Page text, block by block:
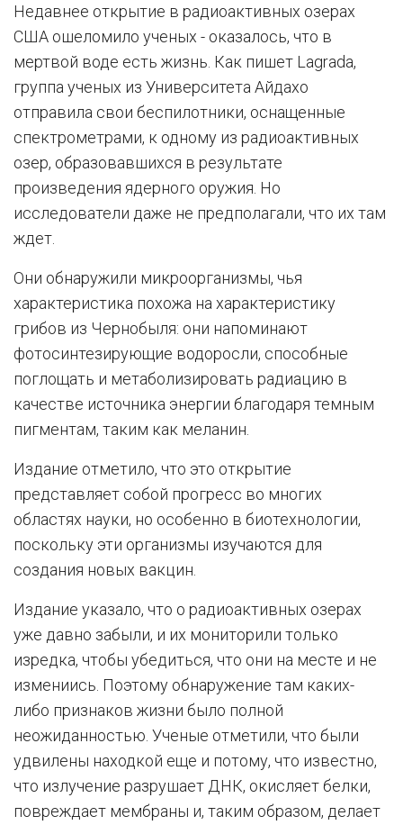
Недавнее открытие в радиоактивных озерах
США ошеломило ученых - оказалось, что в
мертвой воде есть жизнь. Как пишет Lagrada,
группа ученых из Университета Айдахо
отправила свои беспилотники, оснащенные
спектрометрами, к одному из радиоактивных
озер, образовавшихся в результате
произведения ядерного оружия. Но
исследователи даже не предполагали, что их там
ждет.
Они обнаружили микроорганизмы, чья
характеристика похожа на характеристику
грибов из Чернобыля: они напоминают
фотосинтезирующие водоросли, способные
поглощать и метаболизировать радиацию в
качестве источника энергии благодаря темным
пигментам, таким как меланин.
Издание отметило, что это открытие
представляет собой прогресс во многих
областях науки, но особенно в биотехнологии,
поскольку эти организмы изучаются для
создания новых вакцин.
Издание указало, что о радиоактивных озерах
уже давно забыли, и их мониторили только
изредка, чтобы убедиться, что они на месте и не
измениись. Поэтому обнаружение там каких-
либо признаков жизни было полной
неожиданностью. Ученые отметили, что были
удвилены находкой еще и потому, что известно,
что излучение разрушает ДНК, окисляет белки,
повреждает мембраны и, таким образом, делает